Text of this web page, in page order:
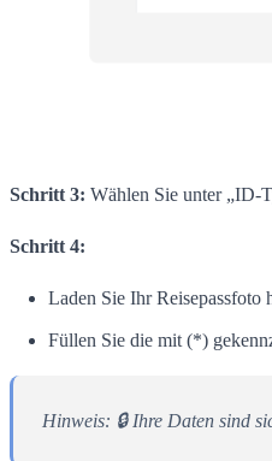
Schritt 3: Wählen Sie unter „ID-
Schritt 4:
Laden Sie Ihr Reisepassfoto
Füllen Sie die mit (*)
Hinweis: 🔒 Ihre Daten sind